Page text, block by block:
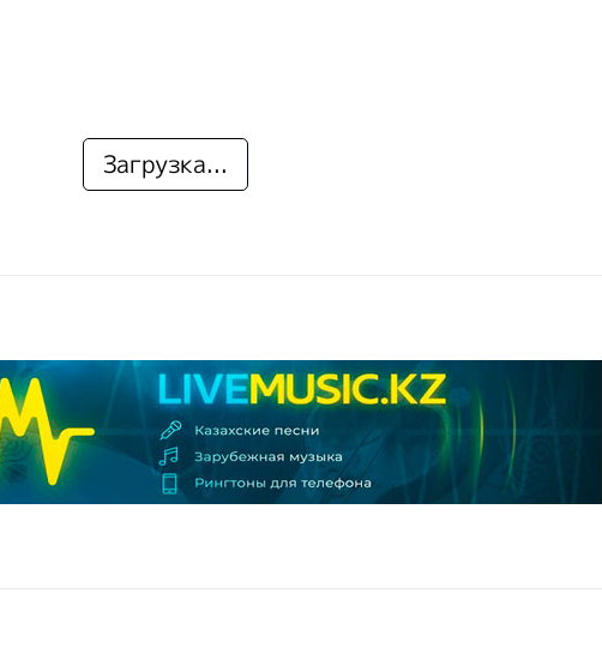
Загрузка...